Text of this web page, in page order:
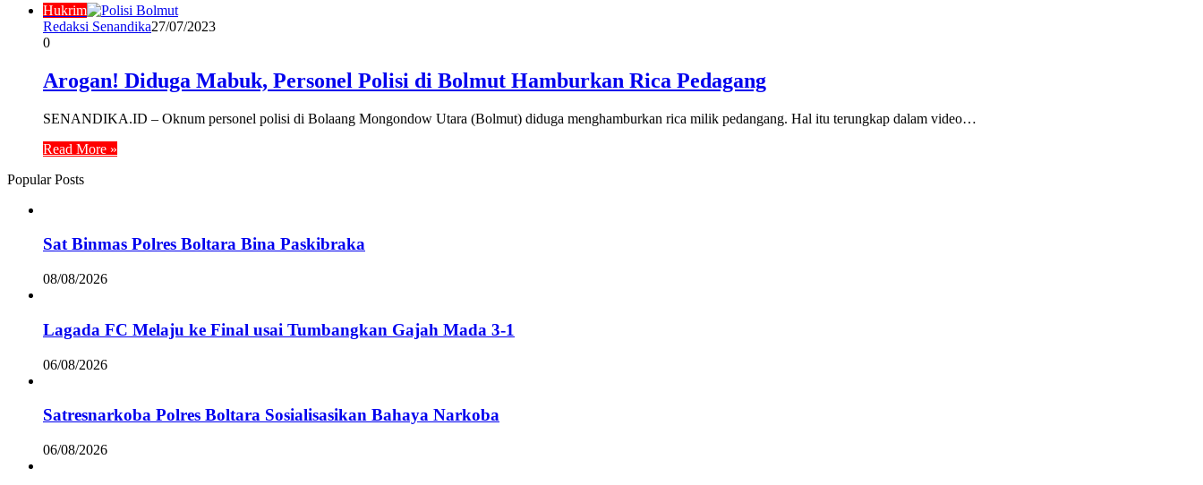
Hukrim
Redaksi Senandika27/07/2023
0
Arogan! Diduga Mabuk, Personel Polisi di Bolmut Hamburkan Rica Pedagang
SENANDIKA.ID – Oknum personel polisi di Bolaang Mongondow Utara (Bolmut) diduga menghamburkan rica milik pedangang. Hal itu terungkap dalam video…
Read More »
Popular Posts
Sat Binmas Polres Boltara Bina Paskibraka
08/08/2026
Lagada FC Melaju ke Final usai Tumbangkan Gajah Mada 3-1
06/08/2026
Satresnarkoba Polres Boltara Sosialisasikan Bahaya Narkoba
06/08/2026